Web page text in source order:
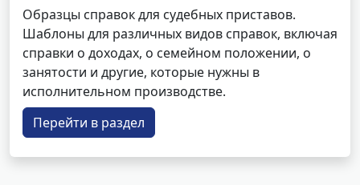
Образцы справок для судебных приставов.
Шаблоны для различных видов справок, включая
справки о доходах, о семейном положении, о
занятости и другие, которые нужны в
исполнительном производстве.
Перейти в раздел